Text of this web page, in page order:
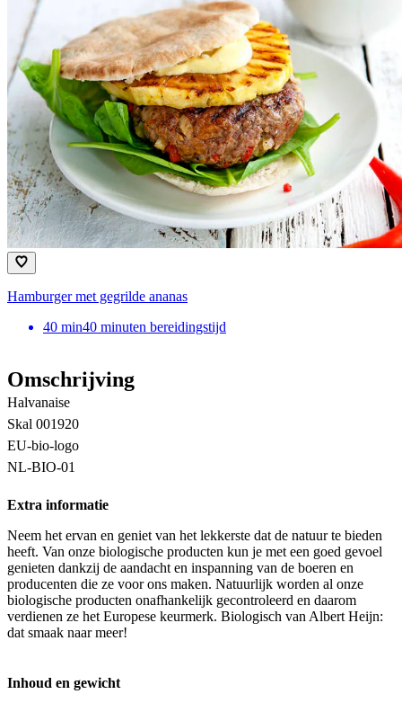
Hamburger met gegrilde ananas
40 min40 minuten bereidingstijd
Omschrijving
Halvanaise
Skal 001920
EU-bio-logo
NL-BIO-01
Extra informatie
Neem het ervan en geniet van het lekkerste dat de natuur te bieden
heeft. Van onze biologische producten kun je met een goed gevoel
genieten dankzij de aandacht en inspanning van de boeren en
producenten die ze voor ons maken. Natuurlijk worden al onze
biologische producten onafhankelijk gecontroleerd en daarom
verdienen ze het Europese keurmerk. Biologisch van Albert Heijn:
dat smaak naar meer!
Inhoud en gewicht